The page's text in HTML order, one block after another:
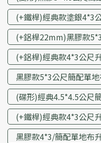
(+鐵桿)經典款塗銀4*3
(+鋁桿22mm)黑膠款
(+鋁桿)經典款4*3公尺
黑膠款5*3公尺簡配單
(碟形)經典4.5*4.5公尺
(+鐵桿)經典款4*3公尺
黑膠款4*3/簡配單地布